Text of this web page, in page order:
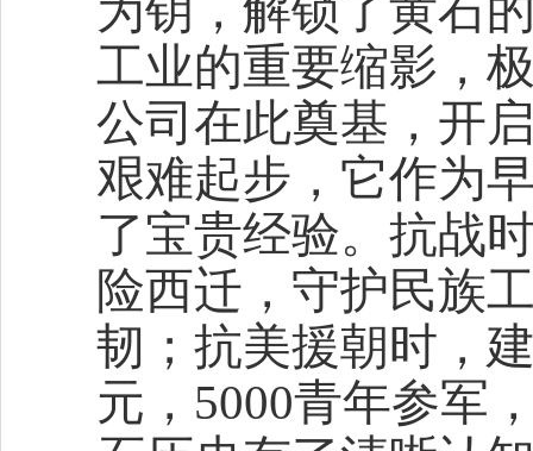
工业的重要缩影，
公司在此奠基，开
艰难起步，它作为
了宝贵经验。抗战
险西迁，守护民族
韧；抗美援朝时，
元，5000青年参军